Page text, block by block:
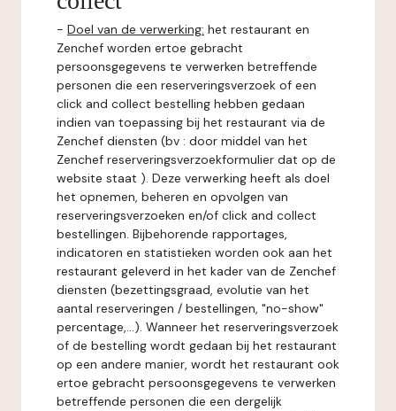
- Doel van de verwerking: het restaurant en
Zenchef worden ertoe gebracht
persoonsgegevens te verwerken betreffende
personen die een reserveringsverzoek of een
click and collect bestelling hebben gedaan
indien van toepassing bij het restaurant via de
Zenchef diensten (bv : door middel van het
Zenchef reserveringsverzoekformulier dat op de
website staat ). Deze verwerking heeft als doel
het opnemen, beheren en opvolgen van
reserveringsverzoeken en/of click and collect
bestellingen. Bijbehorende rapportages,
indicatoren en statistieken worden ook aan het
restaurant geleverd in het kader van de Zenchef
diensten (bezettingsgraad, evolutie van het
aantal reserveringen / bestellingen, "no-show"
percentage,...). Wanneer het reserveringsverzoek
of de bestelling wordt gedaan bij het restaurant
op een andere manier, wordt het restaurant ook
ertoe gebracht persoonsgegevens te verwerken
betreffende personen die een dergelijk